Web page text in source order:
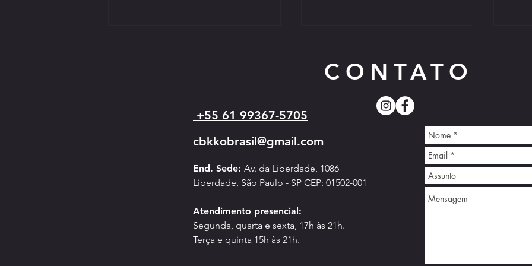
ASSEMBLEIA GERAL EXTRAORDINÁRIA
Campeonato Sul-Americano de
O
CONTATO
+55 61 99367-5705
cbkkobrasil@gmail.com
End. Sede: Av. da Liberdade, 1086
Liberdade, São Paulo - SP CEP: 01502-001
Atendimento presencial:
Segunda, quarta e sexta, 17h às 21h.
Terça e quinta 15h às 21h.